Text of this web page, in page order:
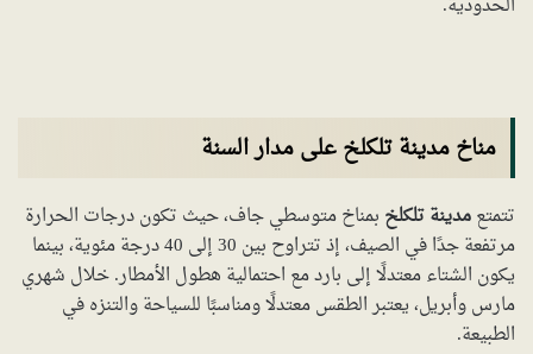
مناخ مدينة تلكلخ على مدار السنة
تتمتعمدينة تلكلخ بمناخ متوسطي جاف، حيث تكون درجات الحرارة
مرتفعة جدًا في الصيف، إذ تتراوح بين 30 إلى 40 درجة مئوية، بينما
يكون الشتاء معتدلًا إلى بارد مع احتمالية هطول الأمطار. خلال شهري
مارس وأبريل، يعتبر الطقس معتدلًا ومناسبًا للسياحة والتنزه في
الطبيعة.